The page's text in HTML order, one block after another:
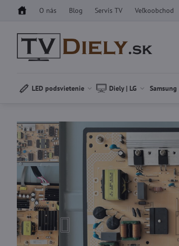
O nás Blog Servis TV Veľkoobchod
LED podsvietenie Diely | LG Samsung